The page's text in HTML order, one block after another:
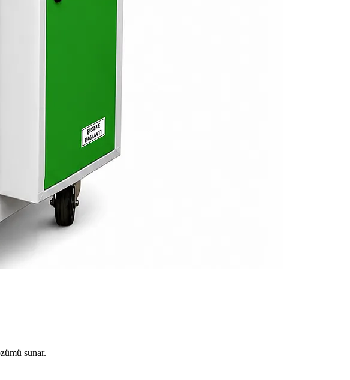
sunar.